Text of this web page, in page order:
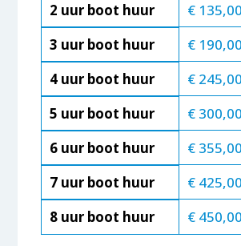
2 uur boot huur
3 uur boot huur
4 uur boot huur
5 uur boot huur
6 uur boot huur
7 uur boot huur
8 uur boot huur
€ 135,00
€ 190,00
€ 245,00
€ 300,00
€ 355,00
€ 425,00
€ 450,00